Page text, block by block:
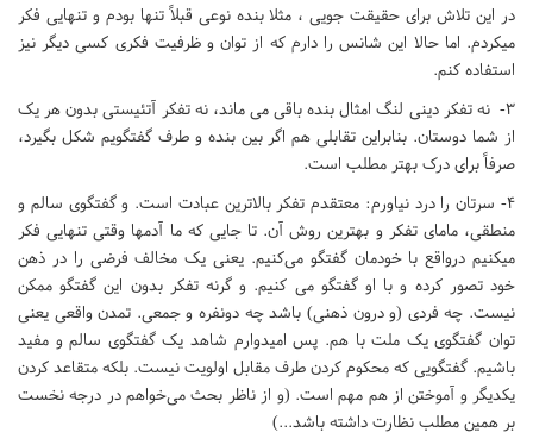
در این تلاش برای حقیقت جویی ، مثلا بنده نوعی قبلاً تنها بودم و تنهایی فکر
میکردم. اما حالا این شانس را دارم که از توان و ظرفیت فکری کسی دیگر نیز
استفاده کنم.
3- نه تفکر دینی لنگ امثال بنده باقی می ماند، نه تفکر آتئیستی بدون هر یک
از شما دوستان. بنابراین تقابلی هم اگر بین بنده و طرف گفتگویم شکل بگیرد،
صرفاً برای درک بهتر مطلب است.
۴- سرتان را درد نیاورم: معتقدم تفکر بالاترین عبادت است. و گفتگوی سالم و
منطقی، مامای تفکر و بهترین روش آن. تا جایی که ما آدمها وقتی تنهایی فکر
میکنیم درواقع با خودمان گفتگو می‌کنیم. یعنی یک مخالف فرضی را در ذهن
خود تصور کرده و با او گفتگو می کنیم. و گرنه تفکر بدون این گفتگو ممکن
نیست. چه فردی (و درون ذهنی) باشد چه دونفره و جمعی. تمدن واقعی یعنی
توان گفتگوی یک ملت با هم. پس امیدوارم شاهد یک گفتگوی سالم و مفید
باشیم. گفتگویی که محکوم کردن طرف مقابل اولویت نیست. بلکه متقاعد کردن
یکدیگر و آموختن از هم مهم است. (و از ناظر بحث می‌خواهم در درجه نخست
بر همین مطلب نظارت داشته باشد...)